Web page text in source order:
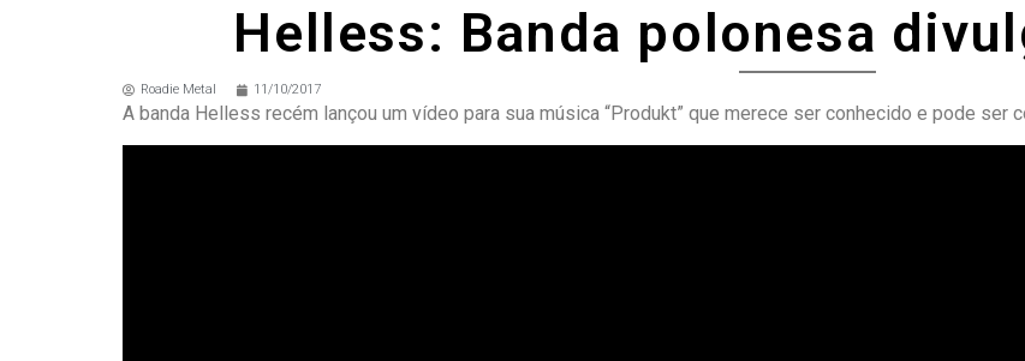
Helless: Banda polonesa
Roadie Metal 11/10/2017
A banda Helless recém lançou um vídeo para sua música “Produkt” que merece ser conhecido e pode ser